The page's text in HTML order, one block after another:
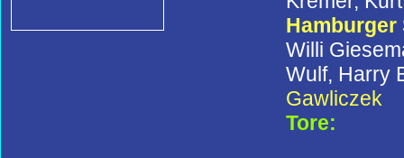
Hamburger
Willi
Wulf, Harry
Gawliczek
Tore: